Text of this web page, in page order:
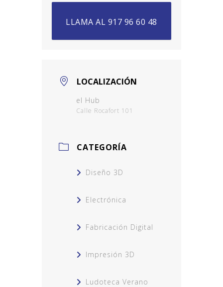
LLAMA AL 917 96 60 48
LOCALIZACIÓN
el Hub
Calle Rocafort 101
CATEGORÍA
Diseño 3D
Electrónica
Fabricación Digital
Impresión 3D
Ludoteca Verano